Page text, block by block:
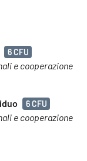
6 CFU
e cooperazione
6 CFU
e cooperazione